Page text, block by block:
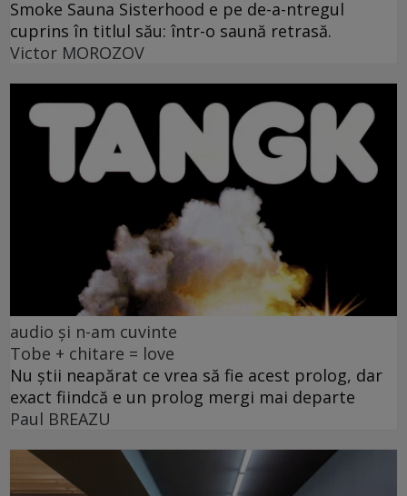
Smoke Sauna Sisterhood e pe de-a-ntregul
cuprins în titlul său: într-o saună retrasă.
Victor MOROZOV
audio și n-am cuvinte
Tobe + chitare = love
Nu știi neapărat ce vrea să fie acest prolog, dar
exact fiindcă e un prolog mergi mai departe
Paul BREAZU